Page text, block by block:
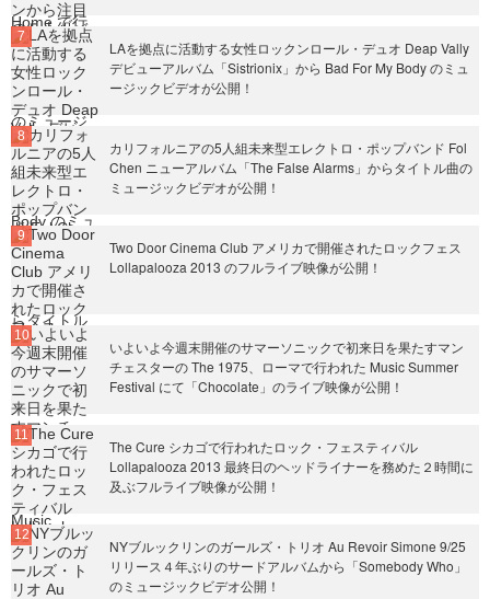
LAを拠点に活動する女性ロックンロール・デュオ Deap Vally
デビューアルバム「Sistrionix」から Bad For My Body のミュ
ージックビデオが公開！
カリフォルニアの5人組未来型エレクトロ・ポップバンド Fol
Chen ニューアルバム「The False Alarms」からタイトル曲の
ミュージックビデオが公開！
Two Door Cinema Club アメリカで開催されたロックフェス
Lollapalooza 2013 のフルライブ映像が公開！
いよいよ今週末開催のサマーソニックで初来日を果たすマン
チェスターの The 1975、ローマで行われた Music Summer
Festival にて「Chocolate」のライブ映像が公開！
The Cure シカゴで行われたロック・フェスティバル
Lollapalooza 2013 最終日のヘッドライナーを務めた２時間に
及ぶフルライブ映像が公開！
NYブルックリンのガールズ・トリオ Au Revoir Simone 9/25
リリース４年ぶりのサードアルバムから「Somebody Who」
のミュージックビデオ公開！